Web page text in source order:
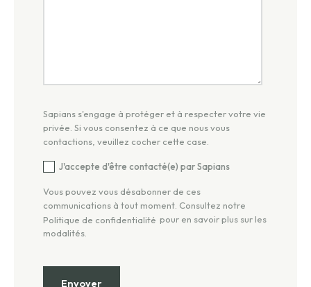
Sapians s'engage à protéger et à respecter votre vie
privée. Si vous consentez à ce que nous vous
contactions, veuillez cocher cette case.
J'accepte d'être contacté(e) par Sapians
Vous pouvez vous désabonner de ces
communications à tout moment. Consultez notre
Politique de confidentialité pour en savoir plus sur les
modalités.